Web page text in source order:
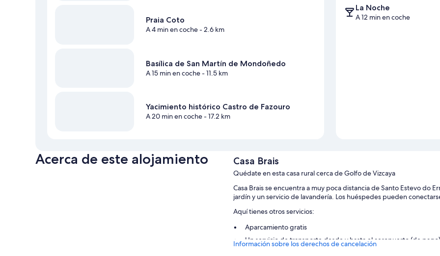
Praia Coto
A 4 min en coche- 2.6 km
Basílica de San Martín de Mondoñedo
A 15 min en coche- 11.5 km
Yacimiento histórico Castro de Fazouro
A 20 min en coche- 17.2 km
La Noche
A 12 min en coche
Acerca de este alojamiento Casa Brais
Quédate en esta casa rural cerca de Golfo de Vizcaya
Casa Brais se encuentra a muy poca distancia de Santo Estevo do
jardín y un servicio de lavandería. Los huéspedes pueden
Aquí tienes otros servicios:
Aparcamiento gratis
Un servicio de transporte desde y hasta el aeropuerto (de
Información sobre los derechos de cancelación